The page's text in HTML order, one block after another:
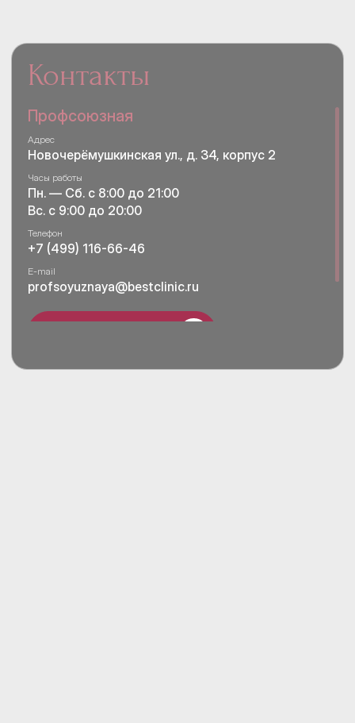
Контакты
Профсоюзная
Адрес
Новочерёмушкинская ул., д. 34, корпус 2
Часы работы
Пн. — Сб. с 8:00 до 21:00
Вс. с 9:00 до 20:00
Телефон
+7 (499) 116-66-46
E-mail
profsoyuznaya@bestclinic.ru